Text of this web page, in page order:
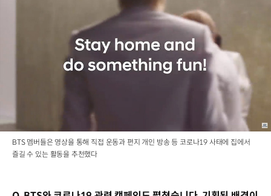
BTS 멤버들은 영상을 통해 직접 운동과 편지 개인 방송 등 코로나19 사태에 집에서
즐길 수 있는 활동을 추천했다